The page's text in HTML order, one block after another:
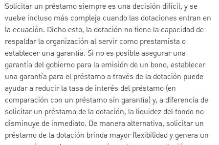
Solicitar un préstamo siempre es una decisión difícil, y se
vuelve incluso más compleja cuando las dotaciones entran en
la ecuación. Dicho esto, la dotación no tiene la capacidad de
respaldar la organización al servir como prestamista o
establecer una garantía. Si no es posible asegurar una
garantía del gobierno para la emisión de un bono, establecer
una garantía para el préstamo a través de la dotación puede
ayudar a reducir la tasa de interés del préstamo (en
comparación con un préstamo sin garantía) y, a diferencia de
solicitar un préstamo de la dotación, la liquidez del fondo no
disminuye de inmediato. De manera alternativa, solicitar un
préstamo de la dotación brinda mayor flexibilidad y genera un